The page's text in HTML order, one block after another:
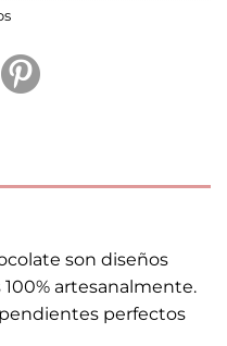
son diseños
artesanalmente.
perfectos